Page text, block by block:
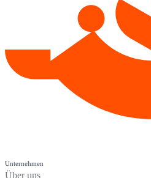
Unternehmen
Über uns